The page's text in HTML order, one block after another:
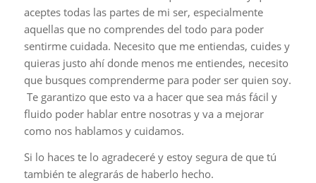
aceptes todas las partes de mi ser, especialmente
aquellas que no comprendes del todo para poder
sentirme cuidada. Necesito que me entiendas, cuides y
quieras justo ahí donde menos me entiendes, necesito
que busques comprenderme para poder ser quien soy.
Te garantizo que esto va a hacer que sea más fácil y
fluido poder hablar entre nosotras y va a mejorar
como nos hablamos y cuidamos.
Si lo haces te lo agradeceré y estoy segura de que tú
también te alegrarás de haberlo hecho.